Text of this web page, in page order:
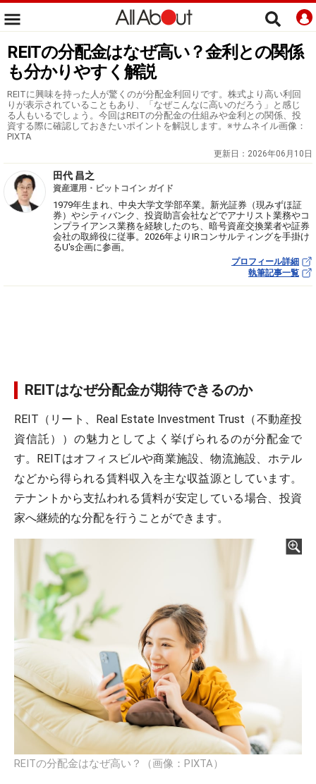
REITの分配金はなぜ高い？金利との関係
も分かりやすく解説
REITに興味を持った人が驚くのが分配金利回りです。株式より高い利回
りが表示されていることもあり、「なぜこんなに高いのだろう」と感じ
る人もいるでしょう。今回はREITの分配金の仕組みや金利との関係、投
資する際に確認しておきたいポイントを解説します。※サムネイル画像：
PIXTA
更新日： 2026年06月10日
田代 昌之
資産運用・ビットコイン ガイド
1979年生まれ、中央大学文学部卒業。新光証券（現みずほ証
券）やシティバンク、投資助言会社などでアナリスト業務やコ
ンプライアンス業務を経験したのち、暗号資産交換業者や証券
会社の取締役に従事。2026年よりIRコンサルティングを手掛け
るU's企画に参画。
プロフィール詳細
執筆記事一覧
REITはなぜ分配金が期待できるのか
REIT（リート、Real Estate Investment Trust（不動産投
資信託））の魅力としてよく挙げられるのが分配金で
す。REITはオフィスビルや商業施設、物流施設、ホテル
などから得られる賃料収入を主な収益源としています。
テナントから支払われる賃料が安定している場合、投資
家へ継続的な分配を行うことができます。
REITの分配金はなぜ高い？（画像：PIXTA）